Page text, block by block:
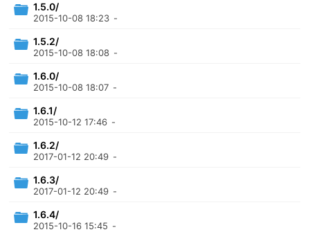
1.5.0/
2015-10-08 18:23 -
1.5.2/
2015-10-08 18:08 -
1.6.0/
2015-10-08 18:07 -
1.6.1/
2015-10-12 17:46 -
1.6.2/
2017-01-12 20:49 -
1.6.3/
2017-01-12 20:49 -
1.6.4/
2015-10-16 15:45 -